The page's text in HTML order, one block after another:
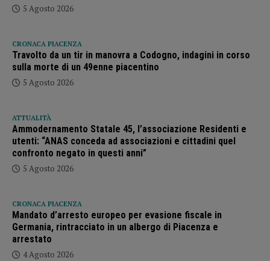
5 Agosto 2026
CRONACA PIACENZA
Travolto da un tir in manovra a Codogno, indagini in corso
sulla morte di un 49enne piacentino
5 Agosto 2026
ATTUALITÀ
Ammodernamento Statale 45, l’associazione Residenti e
utenti: “ANAS conceda ad associazioni e cittadini quel
confronto negato in questi anni”
5 Agosto 2026
CRONACA PIACENZA
Mandato d’arresto europeo per evasione fiscale in
Germania, rintracciato in un albergo di Piacenza e
arrestato
4 Agosto 2026